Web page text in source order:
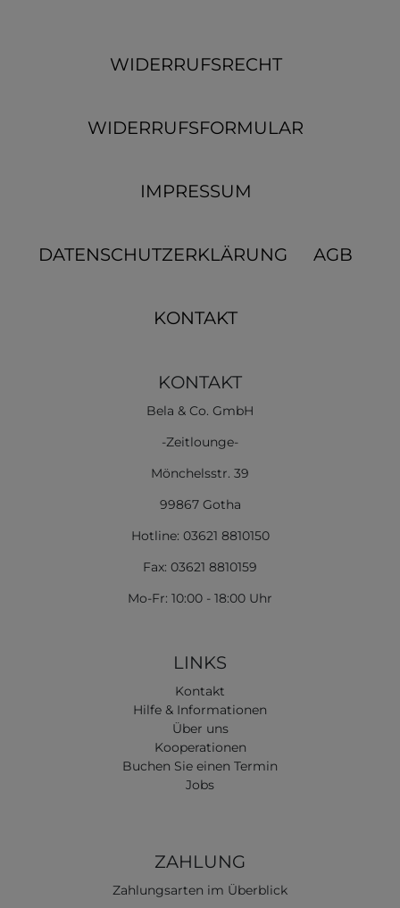
WIDERRUFSRECHT
WIDERRUFSFORMULAR
IMPRESSUM
DATENSCHUTZERKLÄRUNG AGB
KONTAKT
KONTAKT
Bela & Co. GmbH
-Zeitlounge-
Mönchelsstr. 39
99867 Gotha
Hotline: 03621 8810150
Fax: 03621 8810159
Mo-Fr: 10:00 - 18:00 Uhr
LINKS
Kontakt
Hilfe & Informationen
Über uns
Kooperationen
Buchen Sie einen Termin
Jobs
ZAHLUNG
Zahlungsarten im Überblick